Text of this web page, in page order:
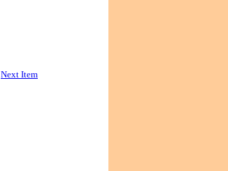
Next Item